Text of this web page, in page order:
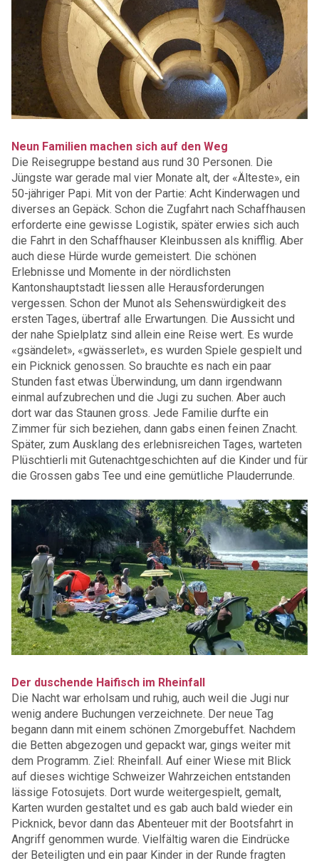
Neun Familien machen sich auf den Weg
Die Reisegruppe bestand aus rund 30 Personen. Die
Jüngste war gerade mal vier Monate alt, der «Älteste», ein
50-jähriger Papi. Mit von der Partie: Acht Kinderwagen und
diverses an Gepäck. Schon die Zugfahrt nach Schaffhausen
erforderte eine gewisse Logistik, später erwies sich auch
die Fahrt in den Schaffhauser Kleinbussen als knifflig. Aber
auch diese Hürde wurde gemeistert. Die schönen
Erlebnisse und Momente in der nördlichsten
Kantonshauptstadt liessen alle Herausforderungen
vergessen. Schon der Munot als Sehenswürdigkeit des
ersten Tages, übertraf alle Erwartungen. Die Aussicht und
der nahe Spielplatz sind allein eine Reise wert. Es wurde
«gsändelet», «gwässerlet», es wurden Spiele gespielt und
ein Picknick genossen. So brauchte es nach ein paar
Stunden fast etwas Überwindung, um dann irgendwann
einmal aufzubrechen und die Jugi zu suchen. Aber auch
dort war das Staunen gross. Jede Familie durfte ein
Zimmer für sich beziehen, dann gabs einen feinen Znacht.
Später, zum Ausklang des erlebnisreichen Tages, warteten
Plüschtierli mit Gutenachtgeschichten auf die Kinder und für
die Grossen gabs Tee und eine gemütliche Plauderrunde.
Der duschende Haifisch im Rheinfall
Die Nacht war erholsam und ruhig, auch weil die Jugi nur
wenig andere Buchungen verzeichnete. Der neue Tag
begann dann mit einem schönen Zmorgebuffet. Nachdem
die Betten abgezogen und gepackt war, gings weiter mit
dem Programm. Ziel: Rheinfall. Auf einer Wiese mit Blick
auf dieses wichtige Schweizer Wahrzeichen entstanden
lässige Fotosujets. Dort wurde weitergespielt, gemalt,
Karten wurden gestaltet und es gab auch bald wieder ein
Picknick, bevor dann das Abenteuer mit der Bootsfahrt in
Angriff genommen wurde. Vielfältig waren die Eindrücke
der Beteiligten und ein paar Kinder in der Runde fragten